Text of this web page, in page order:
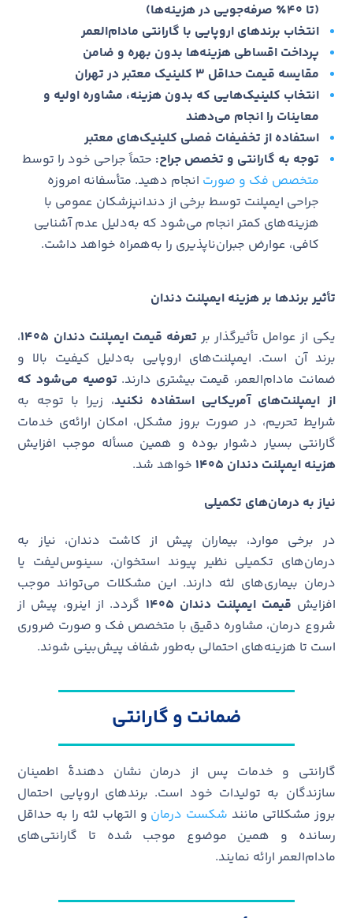
(تا ۴۰٪ صرفه‌جویی در هزینه‌ها)
انتخاب برندهای اروپایی با گارانتی مادام‌العمر
پرداخت اقساطی هزینه‌ها بدون بهره و ضامن
مقایسه قیمت حداقل ۳ کلینیک معتبر در تهران
انتخاب کلینیک‌هایی که بدون هزینه، مشاوره اولیه و
معاینات را انجام می‌دهند
استفاده از تخفیفات فصلی کلینیک‌های معتبر
توجه به گارانتی و تخصص جراح: حتماً جراحی خود را توسط
متخصص فک و صورت انجام دهید. متأسفانه امروزه
جراحی ایمپلنت توسط برخی از دندانپزشکان عمومی با
هزینه‌های کمتر انجام می‌شود که به‌دلیل عدم آشنایی
کافی، عوارض جبران‌ناپذیری را به‌همراه خواهد داشت.
تأثیر برندها بر هزینهایمپلنت دندان
یکی از عوامل تأثیرگذار بر تعرفه قیمت ایمپلنت دندان 1405
،
برند آن است. ایمپلنت‌های اروپایی به‌دلیل کیفیت بالا و
ضمانت مادام‌العمر، قیمت بیشتری دارند. توصیه می‌شود که
از ایمپلنت‌های آمریکایی استفاده نکنید، زیرا با توجه به
شرایط تحریم، در صورت بروز مشکل، امکان ارائه‌ی خدمات
گارانتی بسیار دشوار بوده و همین مسأله موجب افزایش
هزینه ایمپلنت دندان ۱۴۰۵ خواهد شد.
نیاز به درمان‌های تکمیلی
در برخی موارد، بیماران پیش از کاشت دندان، نیاز به
درمان‌های تکمیلی نظیر پیوند استخوان، سینوس‌لیفت یا
درمان بیماری‌های لثه دارند. این مشکلات می‌تواند موجب
افزایش قیمت ایمپلنت دندان ۱۴۰۵
گردد. از اینرو، پیش از
شروع درمان، مشاوره دقیق با متخصص فک و صورت ضروری
است تا هزینه‌های احتمالی به‌طور شفاف پیش‌بینی شوند.
ضمانت و گارانتی
گارانتی و خدمات پس از درمان نشان دهندۀ اطمینان
سازندگان به تولیدات خود است. برندهای اروپایی احتمال
بروز مشکلاتی مانند شکست درمان و التهاب لثه را به حداقل
رسانده و همین موضوع موجب شده تا گارانتی‌های
مادام‌العمر ارائه نمایند.